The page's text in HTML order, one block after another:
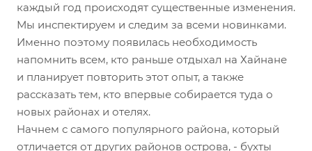
каждый год происходят существенные изменения.
Мы инспектируем и следим за всеми новинками.
Именно поэтому появилась необходимость
напомнить всем, кто раньше отдыхал на Хайнане
и планирует повторить этот опыт, а также
рассказать тем, кто впервые собирается туда о
новых районах и отелях.
Начнем с самого популярного района, который
отличается от других районов острова, - бухты